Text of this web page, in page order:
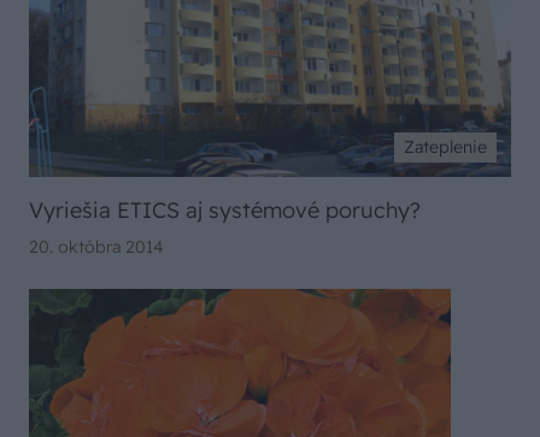
Zateplenie
Vyriešia ETICS aj systémové poruchy?
20. októbra 2014